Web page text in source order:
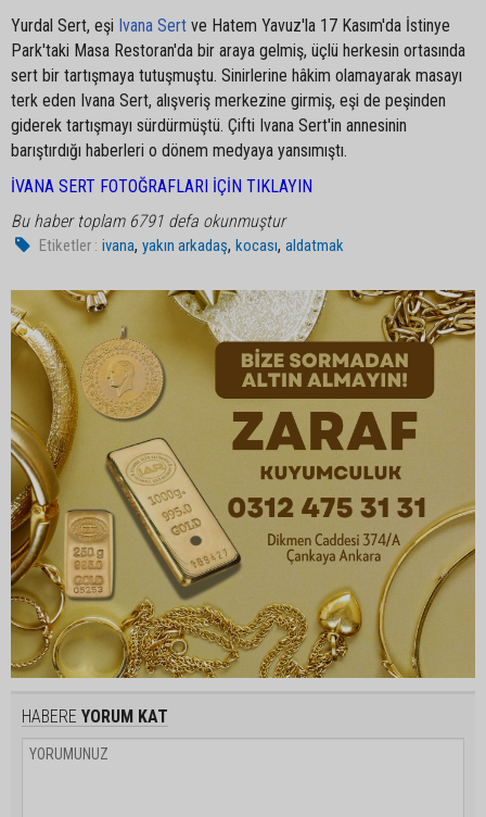
Yurdal Sert, eşi Ivana Sert ve Hatem Yavuz'la 17 Kasım'da İstinye
Park'taki Masa Restoran'da bir araya gelmiş, üçlü herkesin ortasında
sert bir tartışmaya tutuşmuştu. Sinirlerine hâkim olamayarak masayı
terk eden Ivana Sert, alışveriş merkezine girmiş, eşi de peşinden
giderek tartışmayı sürdürmüştü. Çifti Ivana Sert'in annesinin
barıştırdığı haberleri o dönem medyaya yansımıştı.
İVANA SERT FOTOĞRAFLARI İÇİN TIKLAYIN
Bu haber toplam 6791 defa okunmuştur
Etiketler : ivana,yakın arkadaş,kocası,aldatmak
HABERE YORUM KAT